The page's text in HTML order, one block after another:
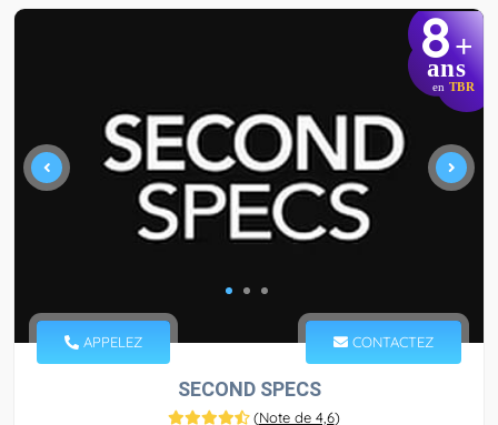
8+
ans
en TBR
APPELEZ CONTACTEZ
SECOND SPECS
(Note de 4,6)